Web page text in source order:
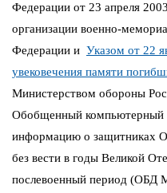
Федерации от 23 апреля
организации военно-
Федерации и Указом от 22
увековечения памяти
Министерством обороны
Обобщенный компьютерный
информацию о защитниках
без вести в годы Великой
послевоенный период (ОБД